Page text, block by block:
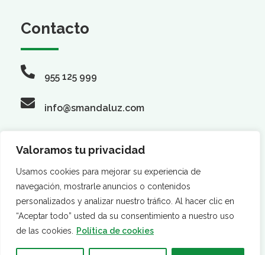
Valoramos tu privacidad
Usamos cookies para mejorar su experiencia de
navegación, mostrarle anuncios o contenidos
personalizados y analizar nuestro tráfico. Al hacer clic en
“Aceptar todo” usted da su consentimiento a nuestro uso
de las cookies.
Política de cookies
Contacto
955 125 999
info@smandaluz.com
Síguenos